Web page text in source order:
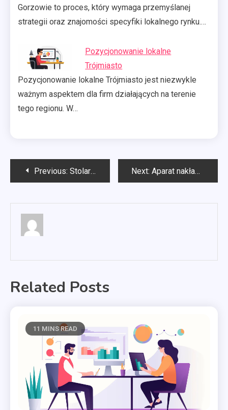
Gorzowie to proces, który wymaga przemyślanej
strategii oraz znajomości specyfiki lokalnego rynku.…
Pozycjonowanie lokalne
Trójmiasto
Pozycjonowanie lokalne Trójmiasto jest niezwykle
ważnym aspektem dla firm działających na terenie
tego regionu. W…
Nawigacja
Previous: Stolarka okienna i drzwiowa co to jest? Next: Aparat nakładkowy Invisalign Warszawa
Related Posts
11 MINS READ